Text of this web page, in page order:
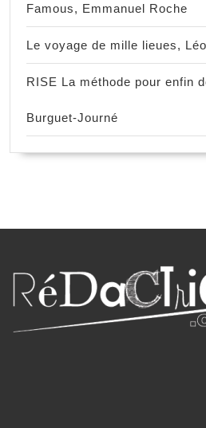
Famous, Emmanuel Roche
Le voyage de mille lieues,
RISE La méthode pour enfin
Burguet-Journé